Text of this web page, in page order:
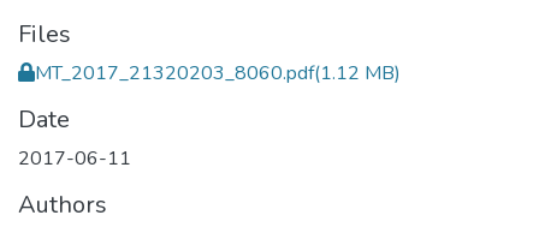
Files
MT_2017_21320203_8060.pdf(1.12 MB)
Date
2017-06-11
Authors